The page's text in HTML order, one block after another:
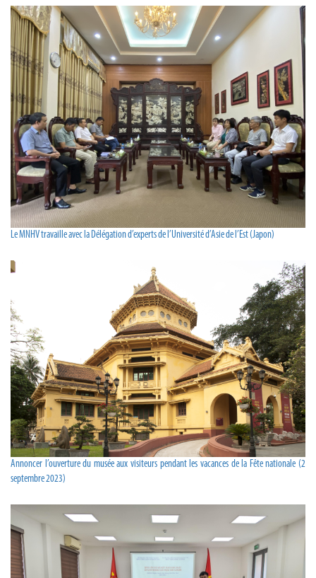
Le MNHV travaille avec la Délégation d’experts de l’Université d’Asie de l’Est (Japon)
Annoncer l’ouverture du musée aux visiteurs pendant les vacances de la Fête nationale (2
septembre 2023)